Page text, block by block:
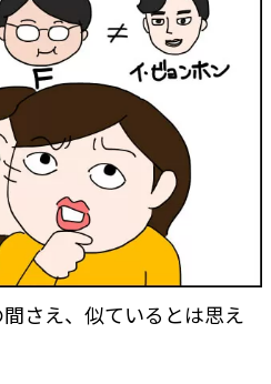
さえ、似ているとは思え